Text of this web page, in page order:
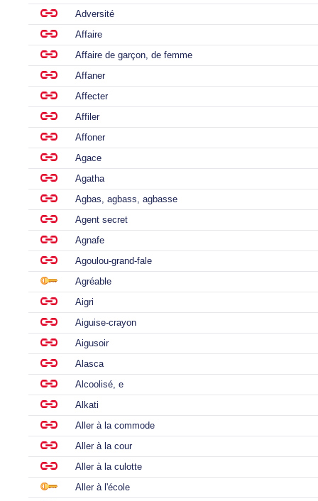
Adversité
Affaire
Affaire de garçon, de femme
Affaner
Affecter
Affiler
Affoner
Agace
Agatha
Agbas, agbass, agbasse
Agent secret
Agnafe
Agoulou-grand-fale
Agréable
Aigri
Aiguise-crayon
Aigusoir
Alasca
Alcoolisé, e
Alkati
Aller à la commode
Aller à la cour
Aller à la culotte
Aller à l'école